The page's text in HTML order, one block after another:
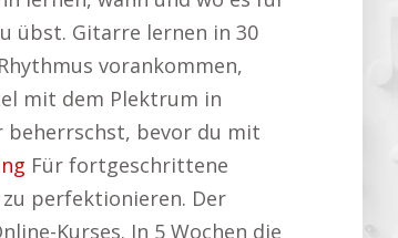
übst. Gitarre lernen in 30
vorankommen,
mit dem Plektrum in
beherrschst, bevor du mit
Für fortgeschrittene
perfektionieren. Der
Kurses. In 5 Wochen die